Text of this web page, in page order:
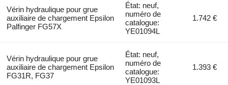
Vérin hydraulique pour grue
auxiliaire de chargement Epsilon
Palfinger FG57X
État: neuf,
numéro de
catalogue:
YE01094L
1.742 €
Vérin hydraulique pour grue
auxiliaire de chargement Epsilon
FG31R, FG37
État: neuf,
numéro de
catalogue:
YE01093L
1.393 €